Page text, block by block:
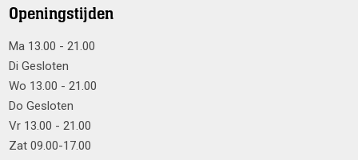
Openingstijden
Ma 13.00 - 21.00
Di Gesloten
Wo 13.00 - 21.00
Do Gesloten
Vr 13.00 - 21.00
Zat 09.00-17.00